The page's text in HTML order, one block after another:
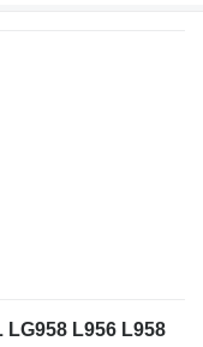
LG958 L956 L958